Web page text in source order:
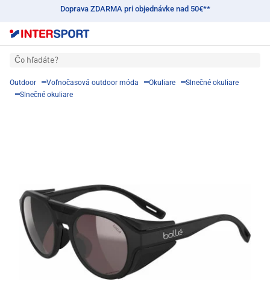
Doprava ZDARMA pri objednávke nad 50€**
Čo hľadáte?
Outdoor Voľnočasová outdoor móda Okuliare
Slnečné okuliare
Slnečné okuliare